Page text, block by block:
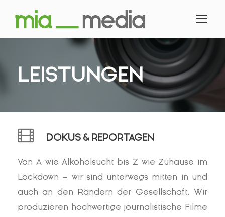
LEISTUNGEN
DOKUS & REPORTAGEN
Von A wie Alkoholsucht bis Z wie Zuhause im
Lockdown – wir sind unterwegs mitten in und
auch an den Rändern der Gesellschaft. Wir
produzieren hochwertige journalistische Filme